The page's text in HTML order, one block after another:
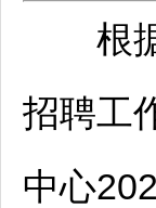
根据
招聘工
中心